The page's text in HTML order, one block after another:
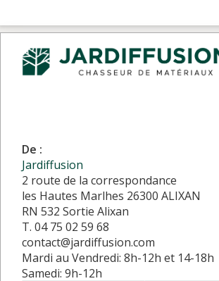
De :
Jardiffusion
2 route de la correspondance
les Hautes Marlhes 26300 ALIXAN
RN 532 Sortie Alixan
T. 04 75 02 59 68
contact@jardiffusion.com
Mardi au Vendredi: 8h-12h et 14-18h
Samedi: 9h-12h